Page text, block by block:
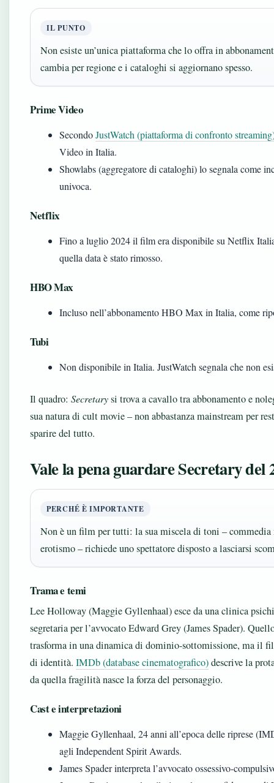
IL PUNTO
Non esiste un’unica piattaforma che lo offra in
cambia per regione e i cataloghi si aggiornano spesso.
Prime Video
SecondoJustWatch (piattaforma di confronto
Video in Italia.
Showlabs (aggregatore di cataloghi) lo segnala come
univoca.
Netflix
Fino a luglio 2024 il film era disponibile su Netflix
quella data è stato rimosso.
HBO Max
Incluso nell’abbonamento HBO Max in Italia, come
Tubi
Non disponibile in Italia. JustWatch segnala che non
Il quadro: Secretarysi trova a cavallo tra abbonamento e
sua natura di cult movie – non abbastanza mainstream per
sparire del tutto.
Vale la pena guardare Secretary del
PERCHÉ È IMPORTANTE
Non è un film per tutti: la sua miscela di toni – commedia
erotismo – richiede uno spettatore disposto a lasciarsi
Trama e temi
Lee Holloway (Maggie Gyllenhaal) esce da una clinica
segretaria per l’avvocato Edward Grey (James Spader).
trasforma in una dinamica di dominio-sottomissione, ma il
di identità. IMDb (database cinematografico)descrive la
da quella fragilità nasce la forza del personaggio.
Cast e interpretazioni
Maggie Gyllenhaal, 24 anni all’epoca delle riprese
agli Independent Spirit Awards.
James Spader interpreta l’avvocato ossessivo-